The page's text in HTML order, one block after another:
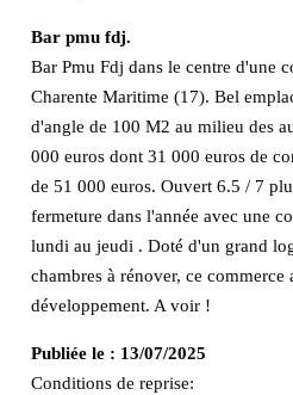
Bar pmu fdj.
Bar Pmu Fdj dans le centre d'une
Charente Maritime (17). Bel
d'angle de 100 M2 au milieu des
000 euros dont 31 000 euros de
de 51 000 euros. Ouvert 6.5 / 7
fermeture dans l'année avec une
lundi au jeudi . Doté d'un grand
chambres à rénover, ce commerce
développement. A voir !
Publiée le : 13/07/2025
Conditions de reprise: